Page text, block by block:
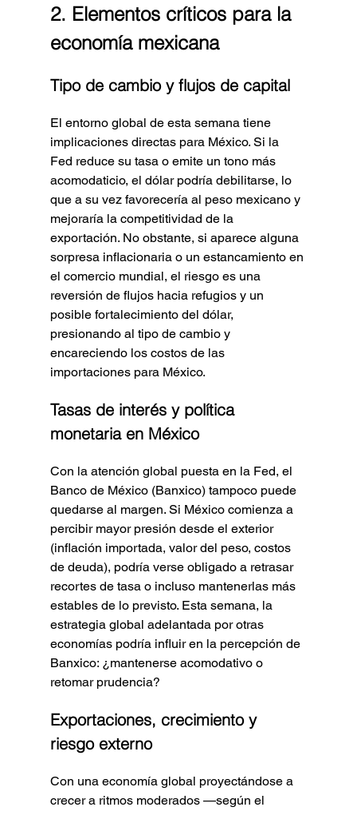
2. Elementos críticos para la
economía mexicana
Tipo de cambio y flujos de capital
El entorno global de esta semana tiene
implicaciones directas para México. Si la
Fed reduce su tasa o emite un tono más
acomodaticio, el dólar podría debilitarse, lo
que a su vez favorecería al peso mexicano y
mejoraría la competitividad de la
exportación. No obstante, si aparece alguna
sorpresa inflacionaria o un estancamiento en
el comercio mundial, el riesgo es una
reversión de flujos hacia refugios y un
posible fortalecimiento del dólar,
presionando al tipo de cambio y
encareciendo los costos de las
importaciones para México.
Tasas de interés y política
monetaria en México
Con la atención global puesta en la Fed, el
Banco de México (Banxico) tampoco puede
quedarse al margen. Si México comienza a
percibir mayor presión desde el exterior
(inflación importada, valor del peso, costos
de deuda), podría verse obligado a retrasar
recortes de tasa o incluso mantenerlas más
estables de lo previsto. Esta semana, la
estrategia global adelantada por otras
economías podría influir en la percepción de
Banxico: ¿mantenerse acomodativo o
retomar prudencia?
Exportaciones, crecimiento y
riesgo externo
Con una economía global proyectándose a
crecer a ritmos moderados —según el